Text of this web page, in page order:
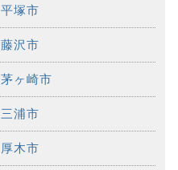
平塚市
藤沢市
茅ヶ崎市
三浦市
厚木市